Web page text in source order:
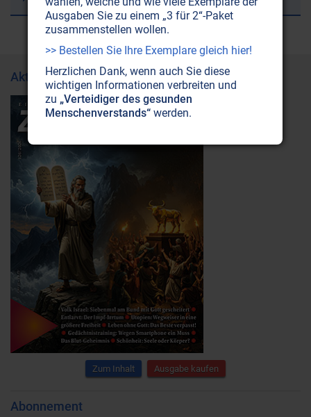
Aktuelle Ausgabe
Zum Inhalt Ausgabe kaufen
Abonnement
Ausgaben Sie zu einem „3 für 2“-Paket
zusammenstellen wollen.
>> Bestellen Sie Ihre Exemplare gleich hier!
Herzlichen Dank, wenn auch Sie diese
wichtigen Informationen verbreiten und
zu „Verteidiger des gesunden
Menschenverstands“ werden.